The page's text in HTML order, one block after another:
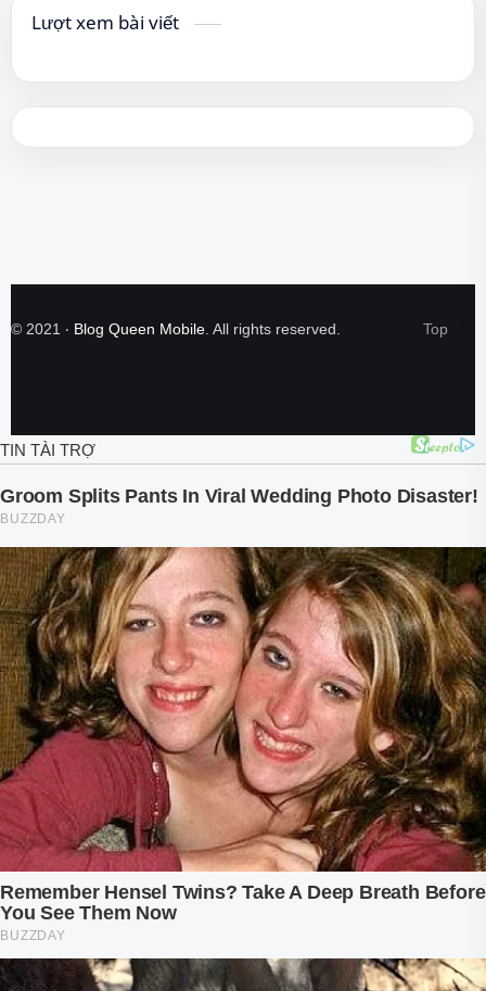
Lượt xem bài viết
© 2021 ‧ Blog Queen Mobile. All rights reserved.